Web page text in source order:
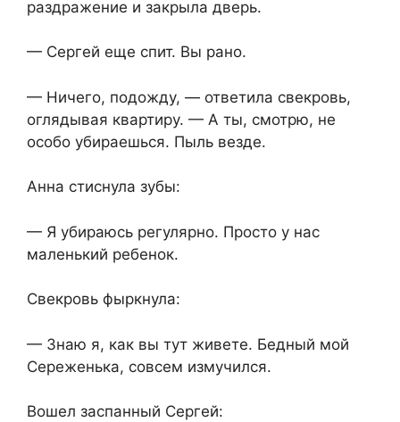
раздражение и закрыла дверь.
— Сергей еще спит. Вы рано.
— Ничего, подожду, — ответила свекровь,
оглядывая квартиру. — А ты, смотрю, не
особо убираешься. Пыль везде.
Анна стиснула зубы:
— Я убираюсь регулярно. Просто у нас
маленький ребенок.
Свекровь фыркнула:
— Знаю я, как вы тут живете. Бедный мой
Сереженька, совсем измучился.
Вошел заспанный Сергей: